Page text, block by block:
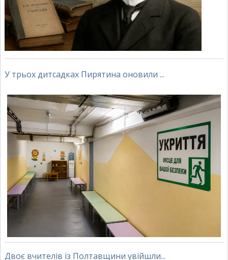
У трьох дитсадках Пирятина оновили ...
Двоє вчителів із Полтавщини увійшли...